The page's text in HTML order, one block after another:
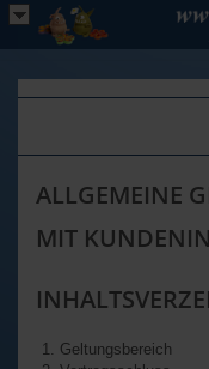
ALLGEMEINE
MIT
Geltungsbereich